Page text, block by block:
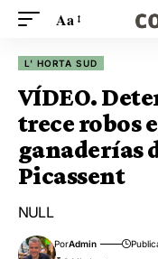
Aa
L' HORTA SUD
VÍDEO.
trece robos
ganaderías
Picassent
NULL
PorAdmin